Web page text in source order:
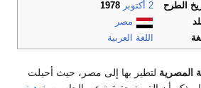
الطرح
2 أكتوبر
1978
مصر
اللغة العربية
المصرية لتطير بها إلى مصر، حيث أحيلت